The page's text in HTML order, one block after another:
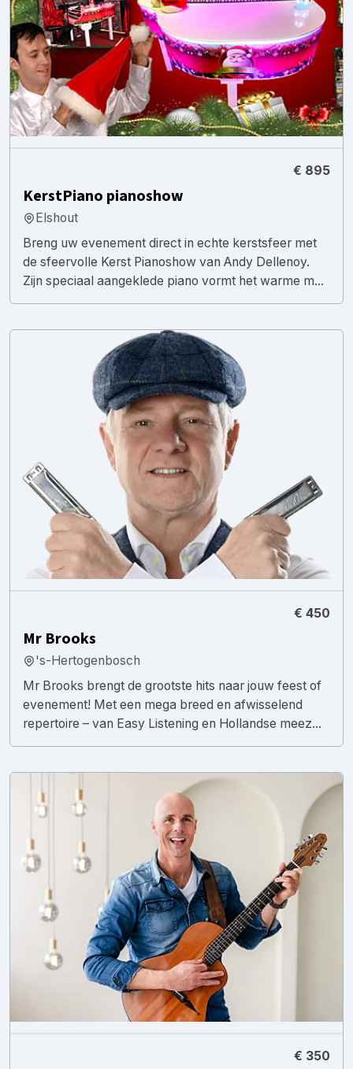
€ 895
KerstPiano pianoshow
Elshout
Breng uw evenement direct in echte kerstsfeer met
de sfeervolle Kerst Pianoshow van Andy Dellenoy.
Zijn speciaal aangeklede piano vormt het warme m...
€ 450
Mr Brooks
's-Hertogenbosch
Mr Brooks brengt de grootste hits naar jouw feest of
evenement! Met een mega breed en afwisselend
repertoire – van Easy Listening en Hollandse meez...
€ 350